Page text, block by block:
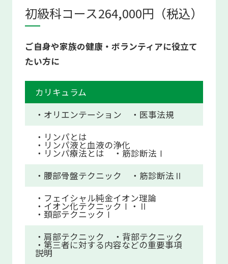
初級科コース264,000円（税込）
ご自身や家族の健康・ボランティアに役立て
たい方に
カリキュラム
・オリエンテーション
・医事法規
・リンパとは
・リンパ液と血液の浄化
・リンパ療法とは
・筋診断法Ⅰ
・腰部骨盤テクニック
・筋診断法Ⅱ
・フェイシャル純金イオン理論
・イオン化テクニックⅠ・Ⅱ
・頚部テクニックⅠ
・肩部テクニック
・背部テクニック
・第三者に対する内容などの重要事項
説明